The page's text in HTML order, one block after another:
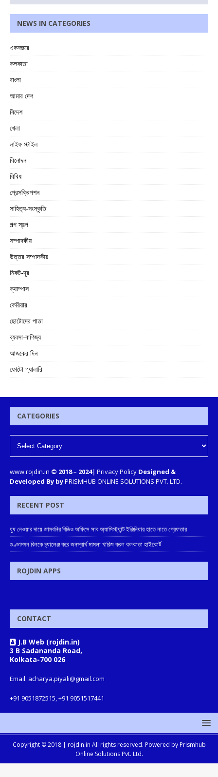
NEWS IN CATEGORIES
একনজরে
কলকাতা
বাংলা
আমার দেশ
বিদেশ
খেলা
লাইফ স্টাইল
বিনোদন
বিবিধ
প্রেসক্রিপশন
সাহিত্য-সংস্কৃতি
গল্প স্বল্প
সম্পাদকীয়
উত্তর সম্পাদকীয়
নিকট-দূর
ক্যাম্পাস
কেরিয়ার
ছোটোদের পাতা
ব্যবসা-বাণিজ্য
আজকের দিন
ফোটো গ্যালারি
CATEGORIES
www.rojdin.in © 2018– 2024| Privacy Policy Designed &
Developed By byPRISMHUB ONLINE SOLUTIONS PVT. LTD.
RECENT POST
ঘুষ নেওয়ার দায়ে জামবনির বিডিও অফিসে সাব অ্যাসিস্ট্যান্ট ইঞ্জিনিয়ার হাতে নাতে গ্রেফতার
গুণ্ডাদমন বিলকে চ্যালেঞ্জ করে জনস্বার্থ মামলা খারিজ করল কলকাতা হাইকোর্ট
ROJDIN APPS
CONTACT
J.B Web (rojdin.in)
3 B Sadananda Road,
Kolkata-700 026
Email: acharya.piyali@gmail.com
+91 9051872515, +91 9051517441
Copyright © 2018 | rojdin.in All rights reserved. Powered by Prismhub
Online Solutions Pvt. Ltd.